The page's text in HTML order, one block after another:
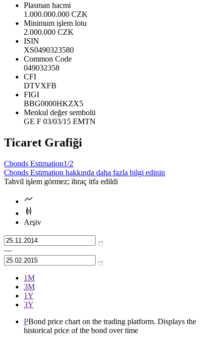
Plasman hacmi
1.000.000.000 CZK
Minimum işlem lotu
2.000.000 CZK
ISIN
XS0490323580
Common Code
049032358
CFI
DTVXFB
FIGI
BBG0000HKZX5
Menkul değer sembolü
GE F 03/03/15 EMTN
Ticaret Grafiği
Cbonds Estimation1/2
Cbonds Estimation hakkında daha fazla bilgi edinin
Tahvil işlem görmez; ihraç itfa edildi
Arşiv
—
1М
3М
1Y
3Y
PBond price chart on the trading platform. Displays the
historical price of the bond over time